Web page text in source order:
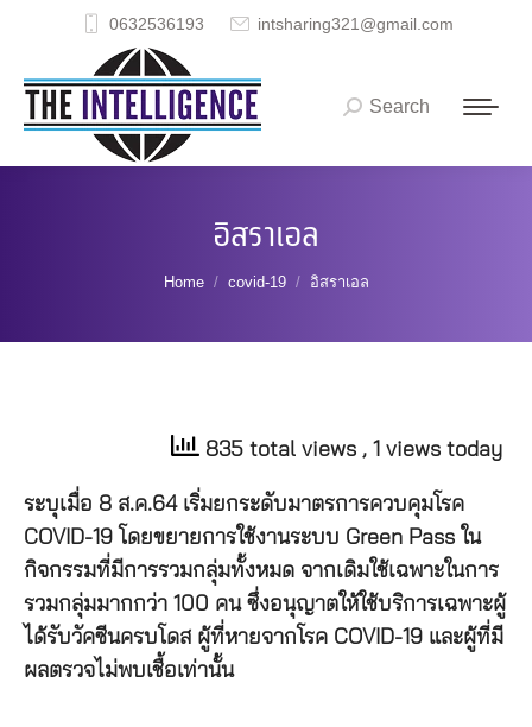
0632536193 intsharing321@gmail.com
Search:
Search
อิสราเอล
You are here:
Home covid-19 อิสราเอล
835 total views , 1 views today
ระบุเมื่อ 8 ส.ค.64 เริ่มยกระดับมาตรการควบคุมโรค
COVID-19 โดยขยายการใช้งานระบบ Green Pass ใน
กิจกรรมที่มีการรวมกลุ่มทั้งหมด จากเดิมใช้เฉพาะในการ
รวมกลุ่มมากกว่า 100 คน ซึ่งอนุญาตให้ใช้บริการเฉพาะผู้
ได้รับวัคซีนครบโดส ผู้ที่หายจากโรค COVID-19 และผู้ที่มี
ผลตรวจไม่พบเชื้อเท่านั้น